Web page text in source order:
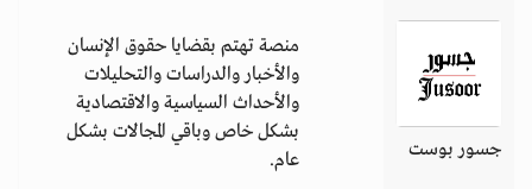
جسور بوست
منصة تهتم بقضايا حقوق الإنسان
والأخبار والدراسات والتحليلات
والأحداث السياسية والاقتصادية
بشكل خاص وباقي المجالات بشكل
عام.